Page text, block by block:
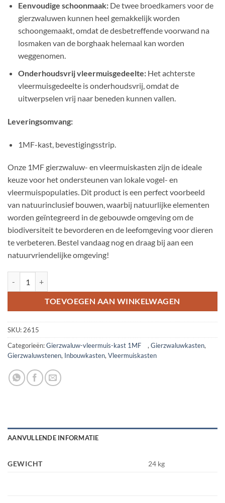
Eenvoudige schoonmaak:De twee broedkamers voor de
gierzwaluwen kunnen heel gemakkelijk worden
schoongemaakt, omdat de desbetreffende voorwand na
losmaken van de borghaak helemaal kan worden
weggenomen.
Onderhoudsvrij vleermuisgedeelte:Het achterste
vleermuisgedeelte is onderhoudsvrij, omdat de
uitwerpselen vrij naar beneden kunnen vallen.
Leveringsomvang:
1MF-kast, bevestigingsstrip.
Onze 1MF gierzwaluw- en vleermuiskasten zijn de ideale
keuze voor het ondersteunen van lokale vogel- en
vleermuispopulaties. Dit product is een perfect voorbeeld
van natuurinclusief bouwen, waarbij natuurlijke elementen
worden geïntegreerd in de gebouwde omgeving om de
biodiversiteit te bevorderen en de leefomgeving voor dieren
te verbeteren. Bestel vandaag nog en draag bij aan een
natuurvriendelijke omgeving!
TOEVOEGEN AAN WINKELWAGEN
SKU: 2615
Categorieën:Gierzwaluw-vleermuis-kast 1MF , Gierzwaluwkasten,
Gierzwaluwstenen, Inbouwkasten, Vleermuiskasten
AANVULLENDE INFORMATIE
GEWICHT 24 kg